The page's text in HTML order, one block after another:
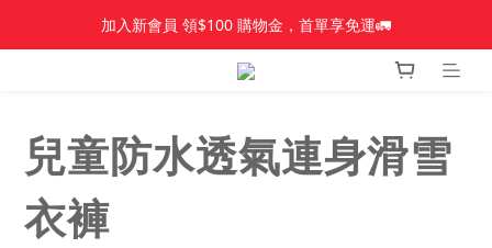
加入新會員 領$100 購物金，首單享免運🚛
加入新會員 領$100 購物金，首單享免運🚛
【新品上市】Amplid＿雪板
加入新會員 領$100 購物金，首單享免運🚛
兒童防水透氣連身滑雪
衣褲